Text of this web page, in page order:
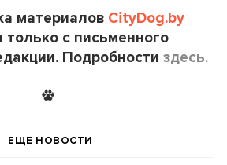
материалов CityDog.by
только с письменного
Подробности здесь.
ЕЩЕ НОВОСТИ